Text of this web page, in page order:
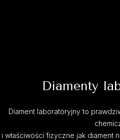
Diamenty
Diament laboratoryjny to
i właściwości fizyczne jak diament